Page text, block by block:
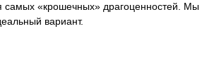
самых «крошечных» драгоценностей.
вариант.